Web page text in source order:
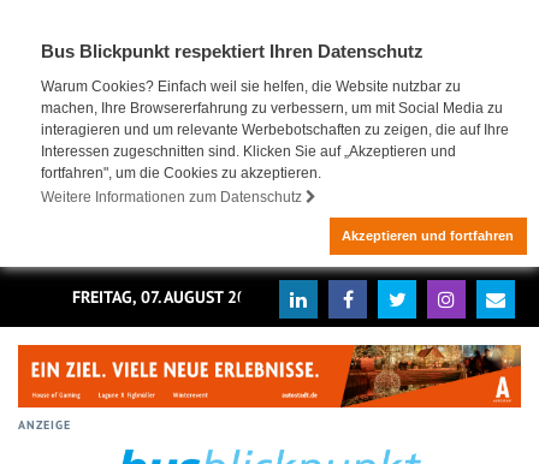
Bus Blickpunkt respektiert Ihren Datenschutz
Warum Cookies? Einfach weil sie helfen, die Website nutzbar zu
machen, Ihre Browsererfahrung zu verbessern, um mit Social Media zu
interagieren und um relevante Werbebotschaften zu zeigen, die auf Ihre
Interessen zugeschnitten sind. Klicken Sie auf „Akzeptieren und
fortfahren", um die Cookies zu akzeptieren.
Weitere Informationen zum Datenschutz
Akzeptieren und fortfahren
FREITAG, 07. AUGUST 2026
ANZEIGE